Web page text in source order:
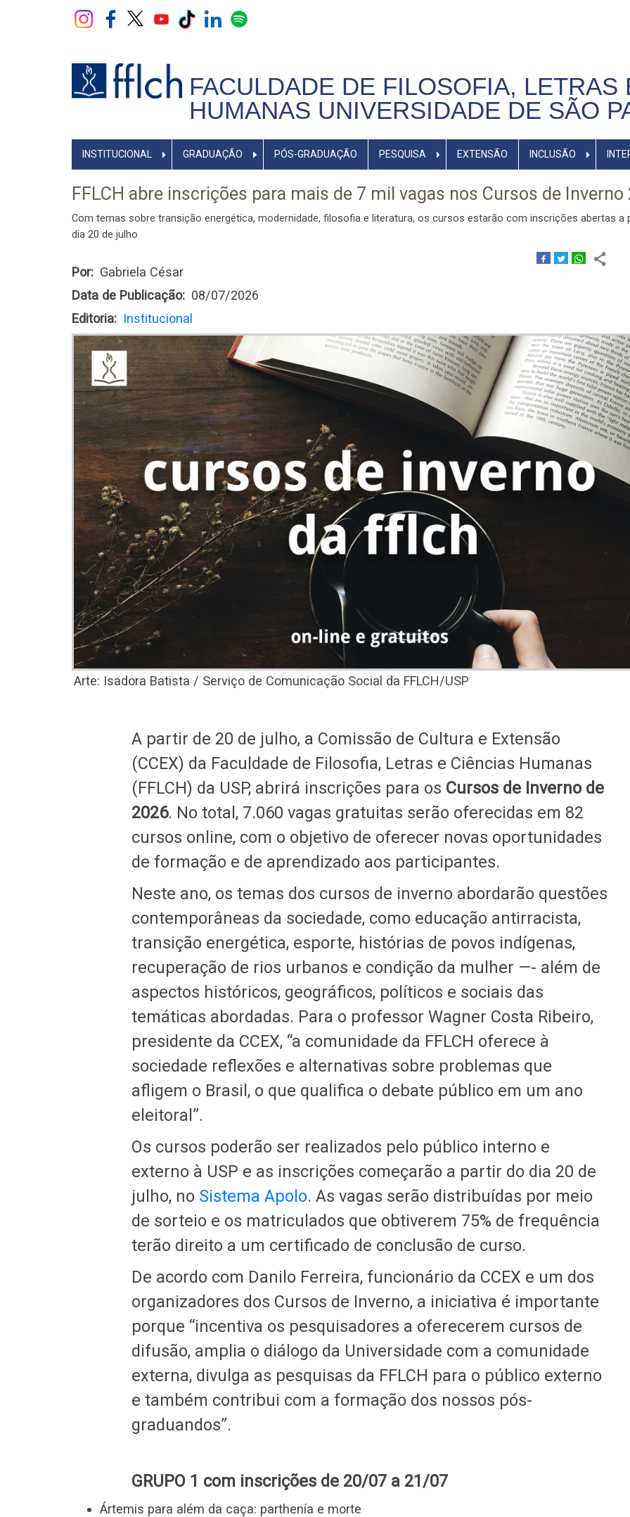
FACULDADE DE FILOSOFIA, LETRAS
HUMANAS UNIVERSIDADE DE SÃO
NAVEGADOR
PRINCIPAL
INSTITUCIONAL GRADUAÇÃO PÓS-GRADUAÇÃO PESQUISA EXTENSÃO INCLUSÃO
FFLCH abre inscrições para mais de 7 mil vagas nos Cursos de Inverno
Com temas sobre transição energética, modernidade, filosofia e literatura, os cursos estarão com inscrições abertas a
dia 20 de julho
Por
Gabriela César
Data de Publicação
08/07/2026
Editoria
Institucional
Arte: Isadora Batista / Serviço de Comunicação Social da FFLCH/USP
A partir de 20 de julho, a Comissão de Cultura e Extensão
(CCEX) da Faculdade de Filosofia, Letras e Ciências Humanas
(FFLCH) da USP, abrirá inscrições para os Cursos de Inverno de
2026. No total, 7.060 vagas gratuitas serão oferecidas em 82
cursos online, com o objetivo de oferecer novas oportunidades
de formação e de aprendizado aos participantes.
Neste ano, os temas dos cursos de inverno abordarão questões
contemporâneas da sociedade, como educação antirracista,
transição energética, esporte, histórias de povos indígenas,
recuperação de rios urbanos e condição da mulher —- além de
aspectos históricos, geográficos, políticos e sociais das
temáticas abordadas. Para o professor Wagner Costa Ribeiro,
presidente da CCEX, “a comunidade da FFLCH oferece à
sociedade reflexões e alternativas sobre problemas que
afligem o Brasil, o que qualifica o debate público em um ano
eleitoral”.
Os cursos poderão ser realizados pelo público interno e
externo à USP e as inscrições começarão a partir do dia 20 de
julho, no Sistema Apolo. As vagas serão distribuídas por meio
de sorteio e os matriculados que obtiverem 75% de frequência
terão direito a um certificado de conclusão de curso.
De acordo com Danilo Ferreira, funcionário da CCEX e um dos
organizadores dos Cursos de Inverno, a iniciativa é importante
porque “incentiva os pesquisadores a oferecerem cursos de
difusão, amplia o diálogo da Universidade com a comunidade
externa, divulga as pesquisas da FFLCH para o público externo
e também contribui com a formação dos nossos pós-
graduandos”.
GRUPO 1 com inscrições de 20/07 a 21/07
Ártemis para além da caça: parthenía e morte